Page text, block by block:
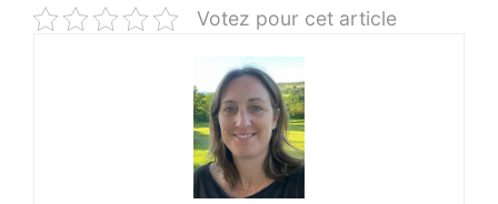
Votez pour cet article